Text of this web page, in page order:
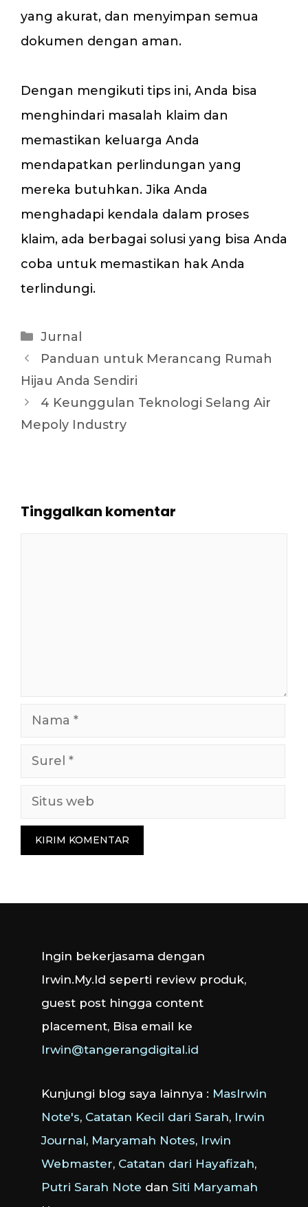
yang akurat, dan menyimpan semua
dokumen dengan aman.
Dengan mengikuti tips ini, Anda bisa
menghindari masalah klaim dan
memastikan keluarga Anda
mendapatkan perlindungan yang
mereka butuhkan. Jika Anda
menghadapi kendala dalam proses
klaim, ada berbagai solusi yang bisa Anda
coba untuk memastikan hak Anda
terlindungi.
Kategori
Jurnal
Panduan untuk Merancang Rumah
Hijau Anda Sendiri
4 Keunggulan Teknologi Selang Air
Mepoly Industry
Tinggalkan komentar
Nama
Surel
Situs
Ingin bekerjasama dengan
Irwin.My.Id seperti review produk,
guest post hingga content
placement, Bisa email ke
Irwin@tangerangdigital.id
Kunjungi blog saya lainnya : MasIrwin
Note's, Catatan Kecil dari Sarah, Irwin
Journal, Maryamah Notes, Irwin
Webmaster, Catatan dari Hayafizah,
Putri Sarah Note dan Siti Maryamah